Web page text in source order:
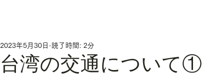
台湾の交通について①
2023年5月30日 読了時間: 2分